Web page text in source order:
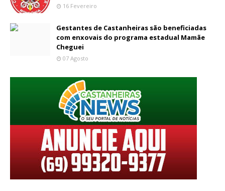
16 Fevereiro
Gestantes de Castanheiras são beneficiadas
com enxovais do programa estadual Mamãe
Cheguei
07 Agosto